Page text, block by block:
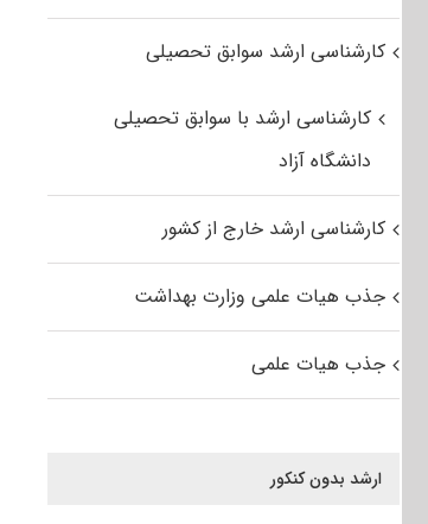
کارشناسی ارشد سوابق تحصیلی
کارشناسی ارشد با سوابق تحصیلی
دانشگاه آزاد
کارشناسی ارشد خارج از کشور
جذب هیات علمی وزارت بهداشت
جذب هیات علمی
ارشد بدون کنکور